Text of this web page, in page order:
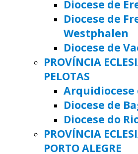
Diocese de
Diocese de
Westphalen
Diocese de
PROVÍNCIA
PELOTAS
Arquidiocese
Diocese de
Diocese do
PROVÍNCIA
PORTO ALEGRE